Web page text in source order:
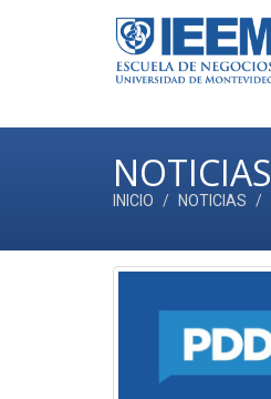
NOTICIAS
INICIO NOTICIAS